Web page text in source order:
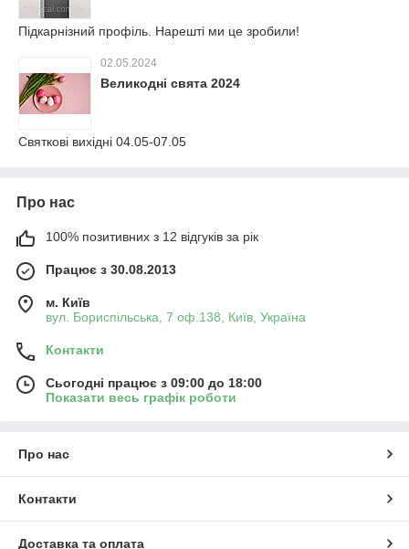
Підкарнізний профіль. Нарешті ми це зробили!
02.05.2024
Великодні свята 2024
Святкові вихідні 04.05-07.05
Про нас
100% позитивних з 12 відгуків за рік
Працює з 30.08.2013
м. Київ
вул. Бориспільська, 7 оф.138, Київ, Україна
Контакти
Сьогодні працює з 09:00 до 18:00
Показати весь графік роботи
Про нас
Контакти
Доставка та оплата